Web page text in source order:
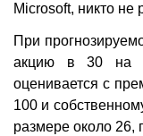
Microsoft, никто не
При
акцию в 30 на
оценивается с
100 и
размере около 26,